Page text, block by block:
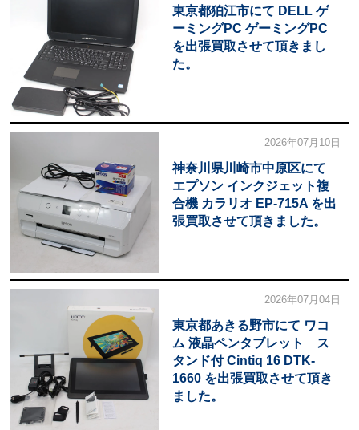
東京都狛江市にて DELL ゲ
ーミングPC ゲーミングPC
を出張買取させて頂きまし
た。
2026年07月10日
神奈川県川崎市中原区にて
エプソン インクジェット複
合機 カラリオ EP-715A を出
張買取させて頂きました。
2026年07月04日
東京都あきる野市にて ワコ
ム 液晶ペンタブレット ス
タンド付 Cintiq 16 DTK-
1660 を出張買取させて頂き
ました。